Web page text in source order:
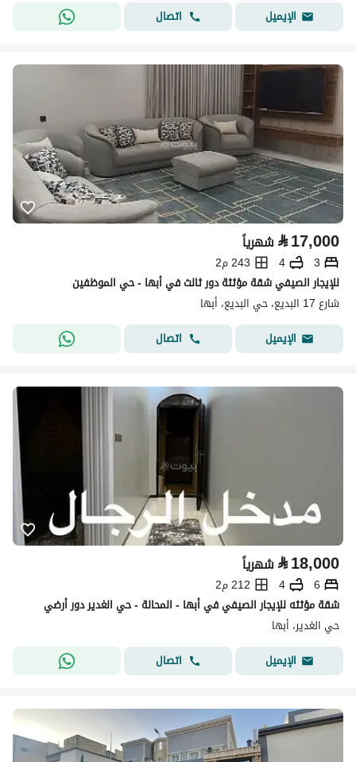
الإيميل
اتصال
⃁17,000 شهرياً
3
4
243 م2
للإيجار الصيفي شقة مؤثثة دور ثالث في أبها - حي الموظفين
شارع 17 البديع، حي البديع، أبها
الإيميل
اتصال
⃁18,000 شهرياً
6
4
212 م2
شقة مؤثثه للإيجار الصيفي في أبها - المحالة - حي الغدير دور أرضي
حي الغدير، أبها
الإيميل
اتصال